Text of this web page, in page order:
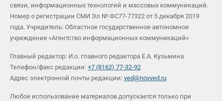
связи, информационных технологий и массовых коммуникаций.
Номер о регистрации СМИ Эл № ФС77-77322 от 5 декабря 2019
года. Учредитель: Областное государственное автономное
учреждение «Агентство информационных коммуникаций»
Главный редактор: И.о. главного редактора Е.А. Кузьмина
Телефон/факс редакции: +7 (8162) 77-32-92
Адрес электронной почты редакции: ved@novved.ru
Любое использование материалов допускается только при